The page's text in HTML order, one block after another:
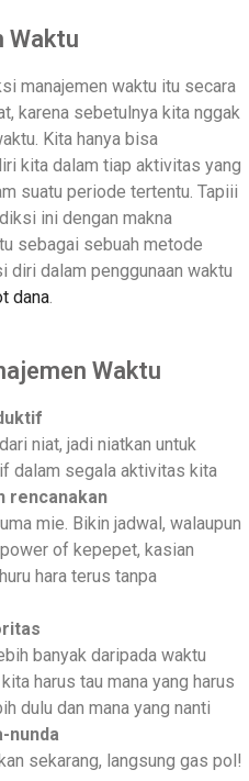
Waktu
manajemen waktu itu secara
karena sebetulnya kita nggak
Kita hanya bisa
kita dalam tiap aktivitas yang
suatu periode tertentu. Tapiii
ini dengan makna
sebagai sebuah metode
diri dalam penggunaan waktu
dana.
Waktu
niat, jadi niatkan untuk
dalam segala aktivitas kita
rencanakan
mie. Bikin jadwal, walaupun
of kepepet, kasian
hara terus tanpa
banyak daripada waktu
harus tau mana yang harus
dulu dan mana yang nanti
nunda
sekarang, langsung gas pol!